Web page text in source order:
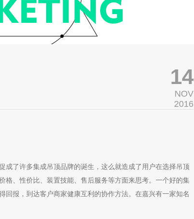
14
NOV
2016
成了许多集成吊顶品牌的诞生，这么就造成了用户在选择吊顶
格、性价比、装置技能、售后服务等方面来思考。一个好的集
报，到达客户商家健康互利的协作方法。在嘉兴有一家知名